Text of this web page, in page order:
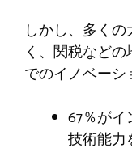
しかし、多く
く、関税など
でのイノベーシ
67％が
技術能力